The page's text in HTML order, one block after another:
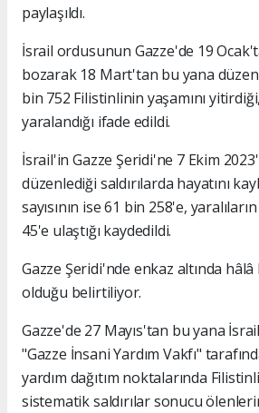
paylaşıldı.
İsrail ordusunun Gazze'de 19
bozarak 18 Mart'tan bu yana
bin 752 Filistinlinin yaşamını
yaralandığı ifade edildi.
İsrail'in Gazze Şeridi'ne 7 Ekim
düzenlediği saldırılarda hayatını
sayısının ise 61 bin 258'e,
45'e ulaştığı kaydedildi.
Gazze Şeridi'nde enkaz altında
olduğu belirtiliyor.
Gazze'de 27 Mayıs'tan bu yana
"Gazze İnsani Yardım Vakfı"
yardım dağıtım noktalarında
sistematik saldırılar sonucu